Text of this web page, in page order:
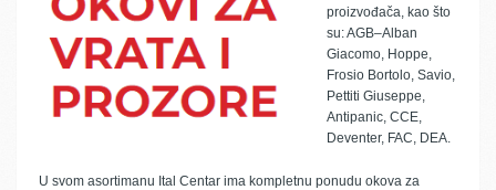
proizvođača, kao što
su: AGB–Alban
Giacomo, Hoppe,
Frosio Bortolo, Savio,
Pettiti Giuseppe,
Antipanic, CCE,
Deventer, FAC, DEA.
U svom asortimanu Ital Centar ima kompletnu ponudu okova za